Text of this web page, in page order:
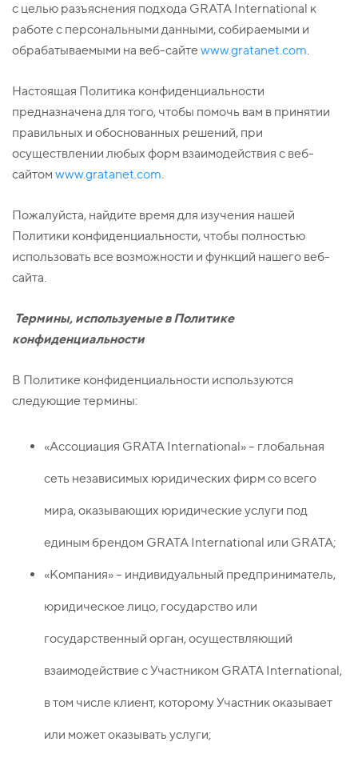
с целью разъяснения подхода GRATA International к
работе с персональными данными, собираемыми и
обрабатываемыми на веб-сайте www.gratanet.com.
Настоящая Политика конфиденциальности
предназначена для того, чтобы помочь вам в принятии
правильных и обоснованных решений, при
осуществлении любых форм взаимодействия с веб-
сайтом www.gratanet.com.
Пожалуйста, найдите время для изучения нашей
Политики конфиденциальности, чтобы полностью
использовать все возможности и функций нашего веб-
сайта.
Термины, используемые в Политике
конфиденциальности
В Политике конфиденциальности используются
следующие термины:
«Ассоциация GRATA International» – глобальная
сеть независимых юридических фирм со всего
мира, оказывающих юридические услуги под
единым брендом GRATA International или GRATA;
«Компания» – индивидуальный предприниматель,
юридическое лицо, государство или
государственный орган, осуществляющий
взаимодействие с Участником GRATA International,
в том числе клиент, которому Участник оказывает
или может оказывать услуги;